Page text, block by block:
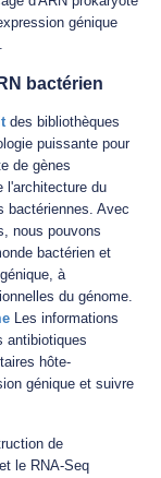
génique
bactérien
des bibliothèques
puissante pour
de gènes
l'architecture du
bactériennes. Avec
nous pouvons
bactérien et
à
du génome.
Les informations
antibiotiques
hôte-
génique et suivre
de
le RNA-Seq